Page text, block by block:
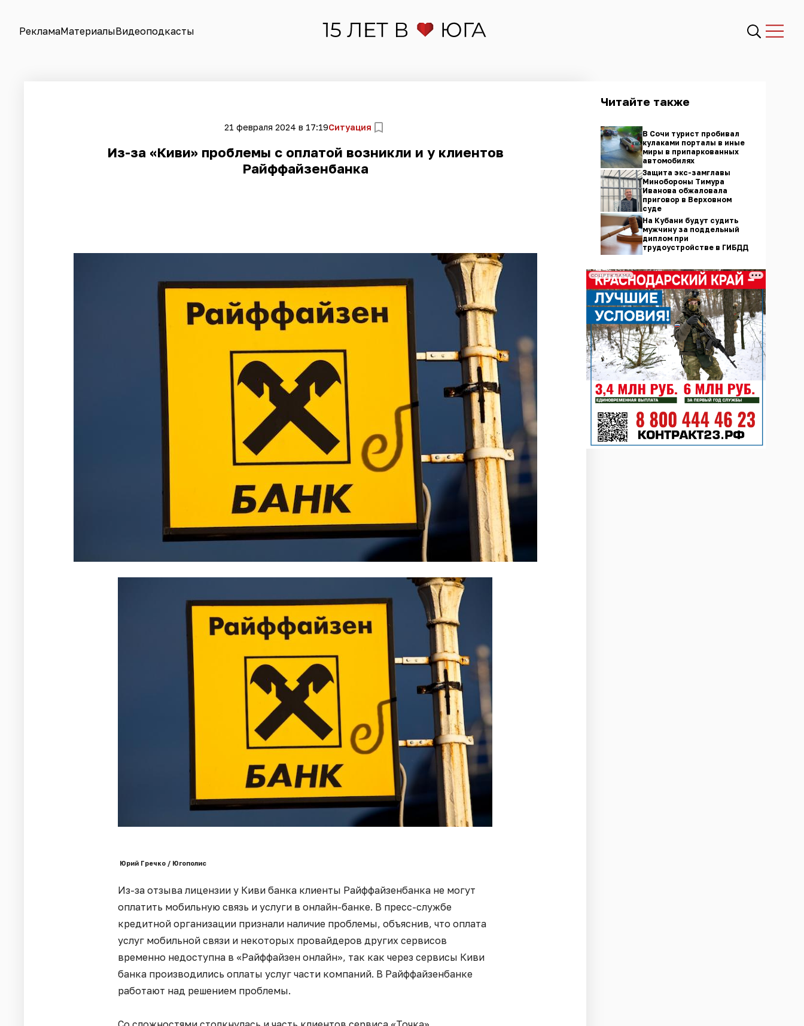
РекламаМатериалыВидеоподкасты
21 февраля 2024 в 17:19Ситуация
Из-за «Киви» проблемы с оплатой возникли и у клиентов
Райффайзенбанка
Юрий Гречко / Югополис
Из-за отзыва лицензии у Киви банка клиенты Райффайзенбанка не могут
оплатить мобильную связь и услуги в онлайн-банке. В пресс-службе
кредитной организации признали наличие проблемы, объяснив, что оплата
услуг мобильной связи и некоторых провайдеров других сервисов
временно недоступна в «Райффайзен онлайн», так как через сервисы Киви
банка производились оплаты услуг части компаний. В Райффайзенбанке
работают над решением проблемы.
Читайте также
В Сочи турист пробивал
кулаками порталы в иные
миры в припаркованных
автомобилях
Защита экс-замглавы
Минобороны Тимура
Иванова обжаловала
приговор в Верховном
суде
На Кубани будут судить
мужчину за поддельный
диплом при
трудоустройстве в ГИБДД
СОЦРЕКЛАМА